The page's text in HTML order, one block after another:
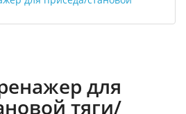
для
тяги/